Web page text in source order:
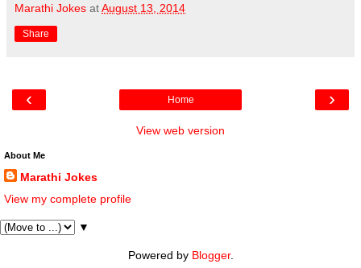
Marathi Jokes atAugust 13, 2014
Share
‹ ›
Home
View web version
About Me
Marathi Jokes
View my complete profile
▼
Powered by Blogger.